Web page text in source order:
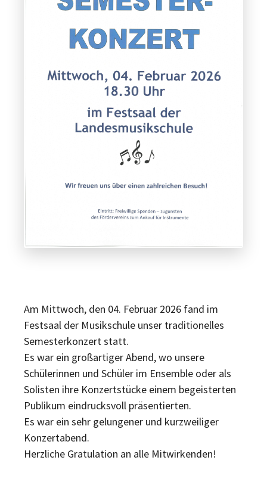
Am Mittwoch, den 04. Februar 2026 fand im
Festsaal der Musikschule unser traditionelles
Semesterkonzert statt.
Es war ein großartiger Abend, wo unsere
Schülerinnen und Schüler im Ensemble oder als
Solisten ihre Konzertstücke einem begeisterten
Publikum eindrucksvoll präsentierten.
Es war ein sehr gelungener und kurzweiliger
Konzertabend.
Herzliche Gratulation an alle Mitwirkenden!